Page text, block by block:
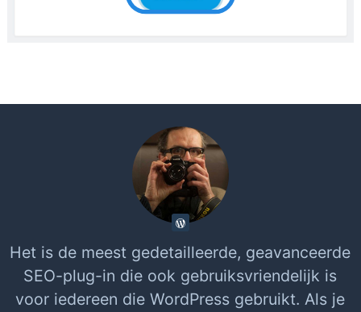
Het is de meest gedetailleerde, geavanceerde
SEO-plug-in die ook gebruiksvriendelijk is
voor iedereen die WordPress gebruikt. Als je